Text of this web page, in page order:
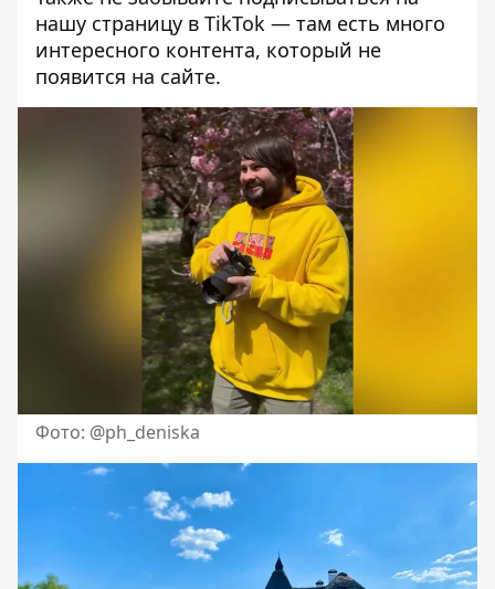
нашу страницу в TikTok — там есть много
интересного контента, который не
появится на сайте.
Фото: @ph_deniska